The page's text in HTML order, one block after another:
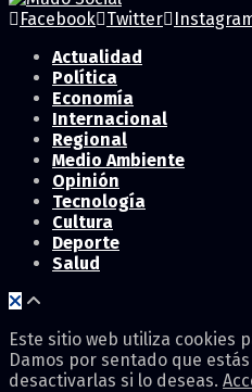
Facebook Twitter
Actualidad
Política
Economía
Internacional
Regional
Medio Ambiente
Opinión
Tecnología
Cultura
Deporte
Salud
Este sitio web utiliza cookies
Damos por sentado que
desactivarlas si lo deseas.